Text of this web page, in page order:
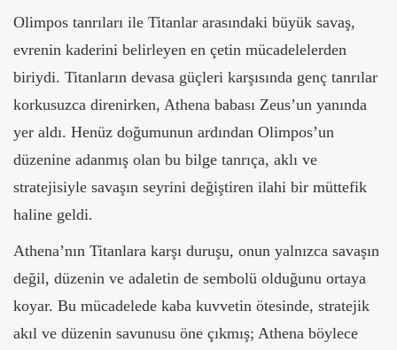
Olimpos tanrıları ile Titanlar arasındaki büyük savaş,
evrenin kaderini belirleyen en çetin mücadelelerden
biriydi. Titanların devasa güçleri karşısında genç tanrılar
korkusuzca direnirken, Athena babası Zeus’un yanında
yer aldı. Henüz doğumunun ardından Olimpos’un
düzenine adanmış olan bu bilge tanrıça, aklı ve
stratejisiyle savaşın seyrini değiştiren ilahi bir müttefik
haline geldi.
Athena’nın Titanlara karşı duruşu, onun yalnızca savaşın
değil, düzenin ve adaletin de sembolü olduğunu ortaya
koyar. Bu mücadelede kaba kuvvetin ötesinde, stratejik
akıl ve düzenin savunusu öne çıkmış; Athena böylece